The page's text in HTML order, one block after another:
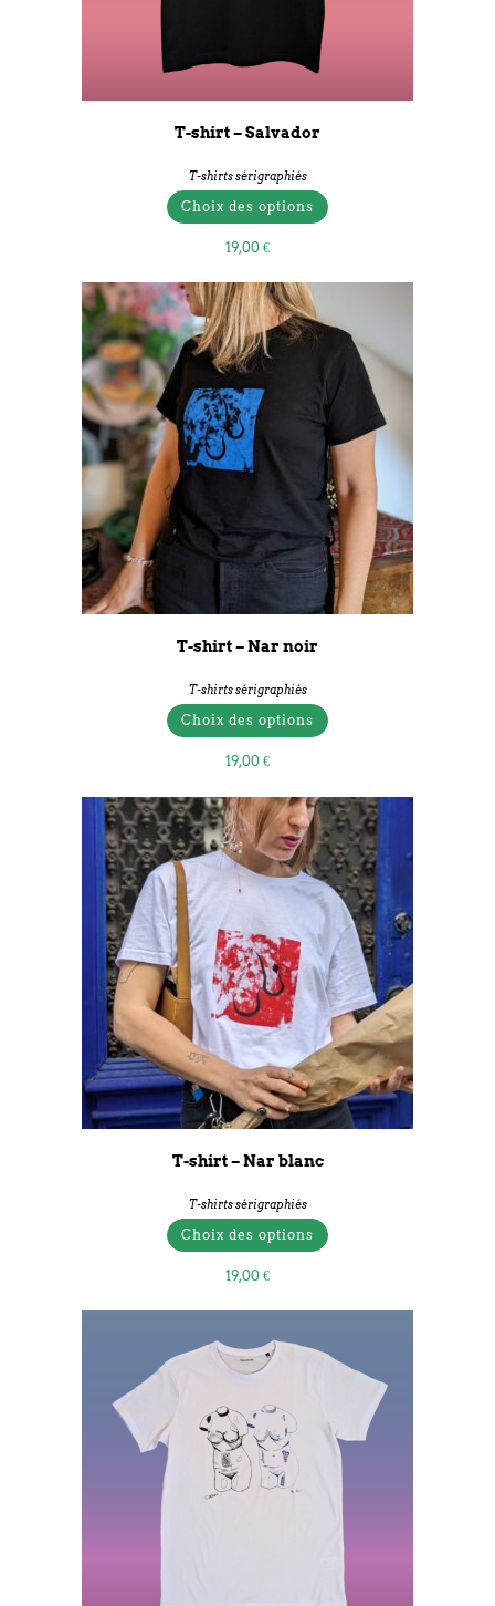
T-shirt – Salvador
T-shirts sérigraphiés
Choix des options
19,00 €
T-shirt – Nar noir
T-shirts sérigraphiés
Choix des options
19,00 €
T-shirt – Nar blanc
T-shirts sérigraphiés
Choix des options
19,00 €